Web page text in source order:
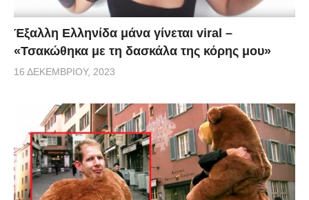
Έξαλλη Ελληνίδα μάνα γίνεται viral –
«Τσακώθηκα με τη δασκάλα της κόρης μου»
16 ΔΕΚΕΜΒΡΊΟΥ, 2023